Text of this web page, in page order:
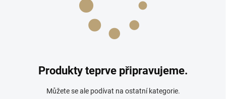
Produkty teprve připravujeme.
Můžete se ale podívat na ostatní kategorie.